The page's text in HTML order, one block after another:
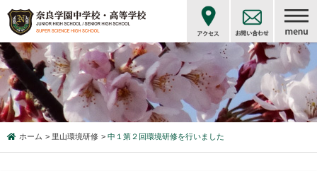
ホーム 里山環境研修 中１第２回環境研修を行いました